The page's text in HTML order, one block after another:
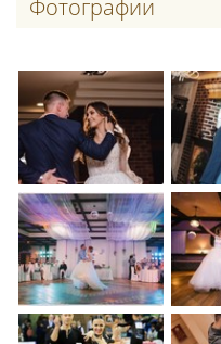
Фотографии